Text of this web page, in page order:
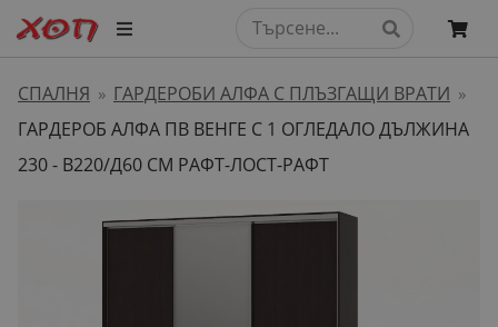
СПАЛНЯ » ГАРДЕРОБИ АЛФА С ПЛЪЗГАЩИ ВРАТИ »
ГАРДЕРОБ АЛФА ПВ ВЕНГЕ С 1 ОГЛЕДАЛО ДЪЛЖИНА
230 - В220/Д60 СМ РАФТ-ЛОСТ-РАФТ